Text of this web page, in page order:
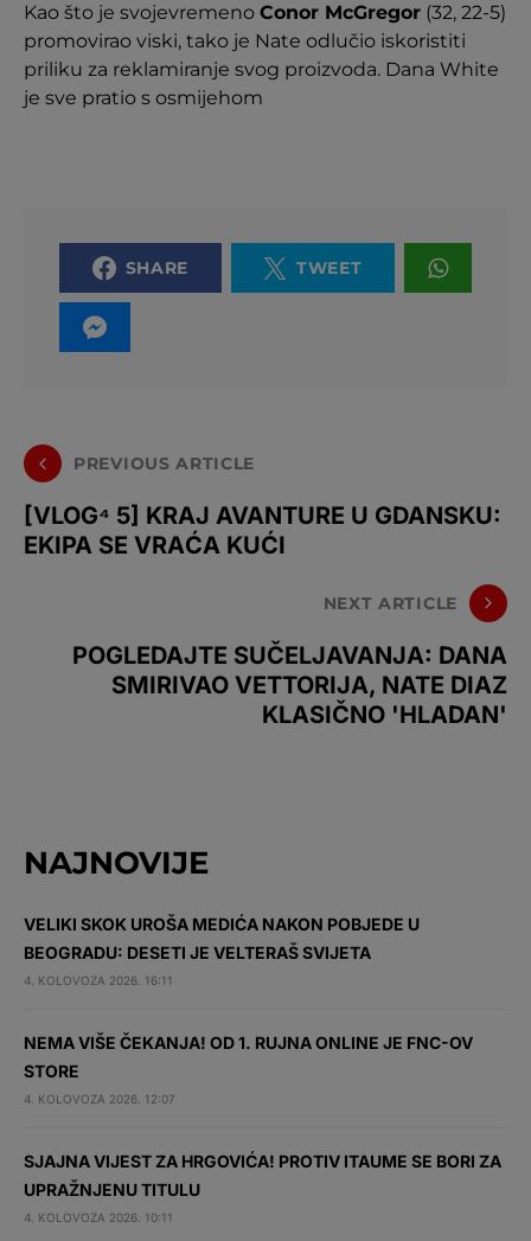
Kao što je svojevremeno Conor McGregor (32, 22-5)
promovirao viski, tako je Nate odlučio iskoristiti
priliku za reklamiranje svog proizvoda. Dana White
je sve pratio s osmijehom
SHARE TWEET
PREVIOUS ARTICLE
[VLOG⁴ 5] KRAJ AVANTURE U GDANSKU:
EKIPA SE VRAĆA KUĆI
NEXT ARTICLE
POGLEDAJTE SUČELJAVANJA: DANA
SMIRIVAO VETTORIJA, NATE DIAZ
KLASIČNO 'HLADAN'
NAJNOVIJE
VELIKI SKOK UROŠA MEDIĆA NAKON POBJEDE U
BEOGRADU: DESETI JE VELTERAŠ SVIJETA
4. KOLOVOZA 2026. 16:11
NEMA VIŠE ČEKANJA! OD 1. RUJNA ONLINE JE FNC-OV
STORE
4. KOLOVOZA 2026. 12:07
SJAJNA VIJEST ZA HRGOVIĆA! PROTIV ITAUME SE BORI ZA
UPRAŽNJENU TITULU
4. KOLOVOZA 2026. 10:11